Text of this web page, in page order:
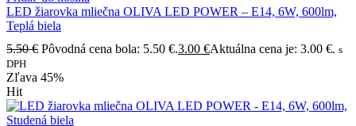
LED žiarovka mliečna OLIVA LED POWER – E14, 6W, 600lm,
Teplá biela
5.50€ Pôvodná cena bola: 5.50 €.3.00 €Aktuálna cena je: 3.00 €. s
DPH
Zľava 45%
Hit